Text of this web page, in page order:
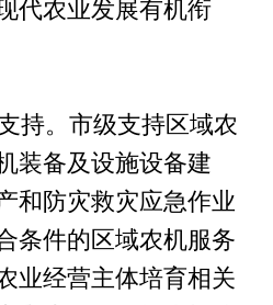
代农业发展有机衔
持。 市级支持区域农
装备及设施设备建
和防灾救灾应急作业
条件的区域农机服务
业经营主体培育相关